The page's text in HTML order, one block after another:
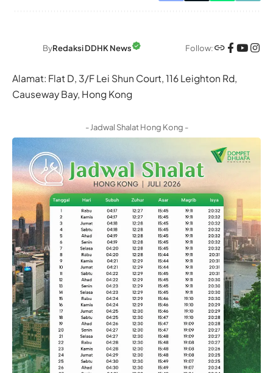
ByRedaksi DDHK News Follow:
Alamat: Flat D, 3/F Lei Shun Court, 116 Leighton Rd,
Causeway Bay, Hong Kong
- Jadwal Shalat Hong Kong -